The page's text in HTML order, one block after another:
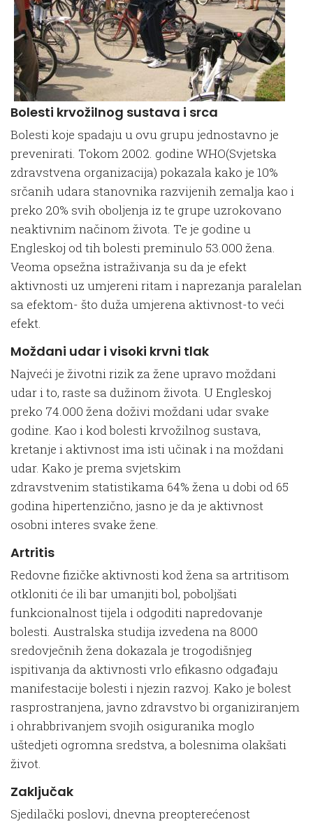
Bolesti krvožilnog sustava i srca
Bolesti koje spadaju u ovu grupu jednostavno je
prevenirati. Tokom 2002. godine WHO(Svjetska
zdravstvena organizacija) pokazala kako je 10%
srčanih udara stanovnika razvijenih zemalja kao i
preko 20% svih oboljenja iz te grupe uzrokovano
neaktivnim načinom života. Te je godine u
Engleskoj od tih bolesti preminulo 53.000 žena.
Veoma opsežna istraživanja su da je efekt
aktivnosti uz umjereni ritam i naprezanja paralelan
sa efektom- što duža umjerena aktivnost-to veći
efekt.
Moždani udar i visoki krvni tlak
Najveći je životni rizik za žene upravo moždani
udar i to, raste sa dužinom života. U Engleskoj
preko 74.000 žena doživi moždani udar svake
godine. Kao i kod bolesti krvožilnog sustava,
kretanje i aktivnost ima isti učinak i na moždani
udar. Kako je prema svjetskim
zdravstvenim statistikama 64% žena u dobi od 65
godina hipertenzično, jasno je da je aktivnost
osobni interes svake žene.
Artritis
Redovne fizičke aktivnosti kod žena sa artritisom
otkloniti će ili bar umanjiti bol, poboljšati
funkcionalnost tijela i odgoditi napredovanje
bolesti. Australska studija izvedena na 8000
sredovječnih žena dokazala je trogodišnjeg
ispitivanja da aktivnosti vrlo efikasno odgađaju
manifestacije bolesti i njezin razvoj. Kako je bolest
rasprostranjena, javno zdravstvo bi organiziranjem
i ohrabbrivanjem svojih osiguranika moglo
uštedjeti ogromna sredstva, a bolesnima olakšati
život.
Zaključak
Sjedilački poslovi, dnevna preopterećenost